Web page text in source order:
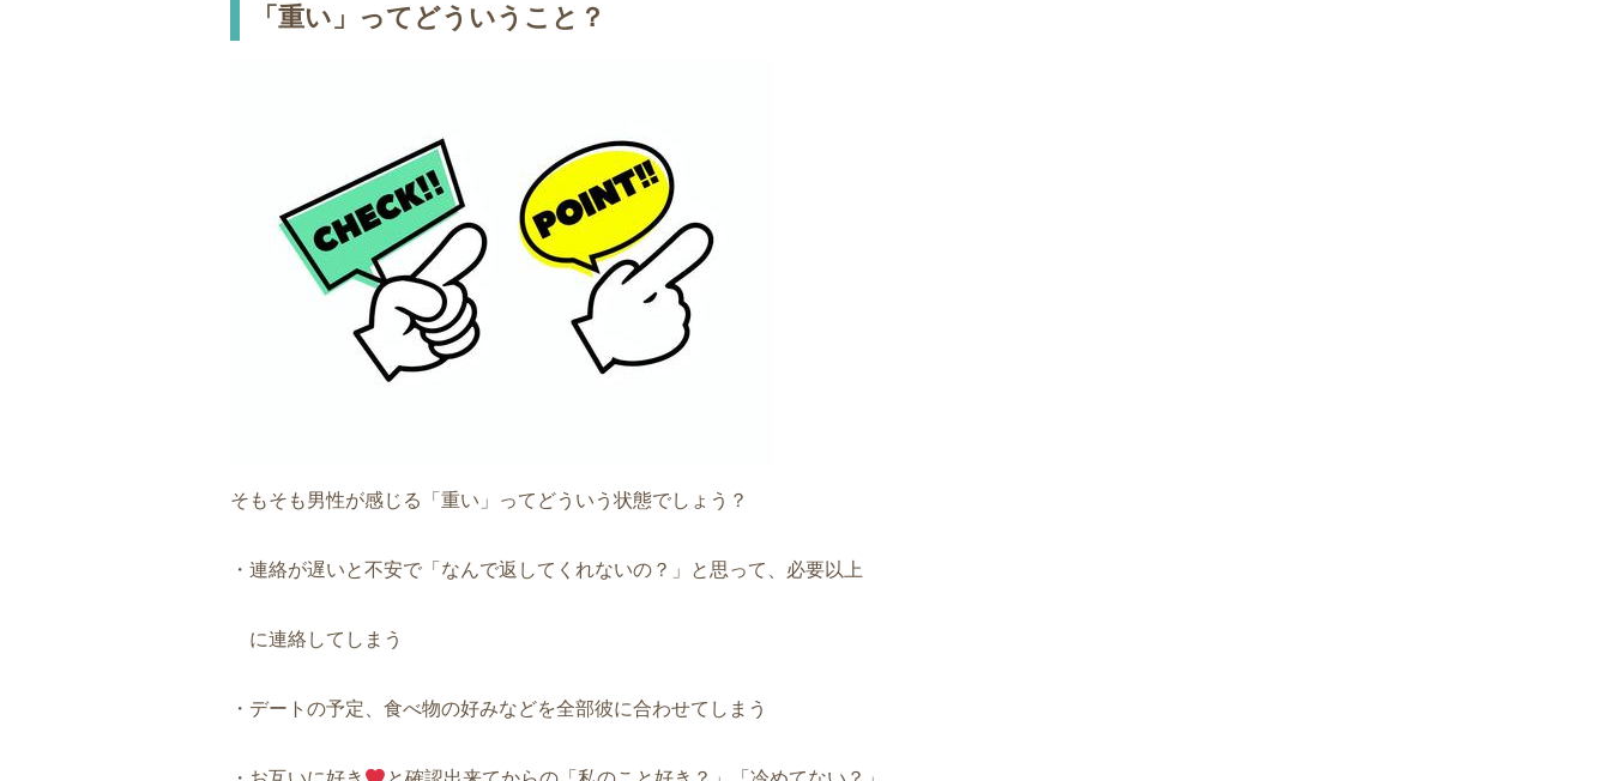
「重い」ってどういうこと？
そもそも男性が感じる「重い」ってどういう状態でしょう？
・連絡が遅いと不安で「なんで返してくれないの？」と思って、必要以上
に連絡してしまう
・デートの予定、食べ物の好みなどを全部彼に合わせてしまう